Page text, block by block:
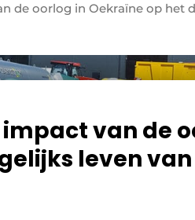
en groenprofessional
de oorlog in Oekraïne op het
van de
leven van